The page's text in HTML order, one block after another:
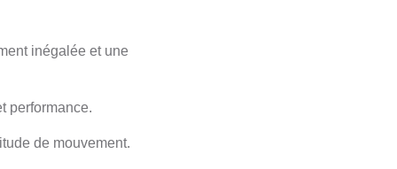
inégalée et une
performance.
de mouvement.